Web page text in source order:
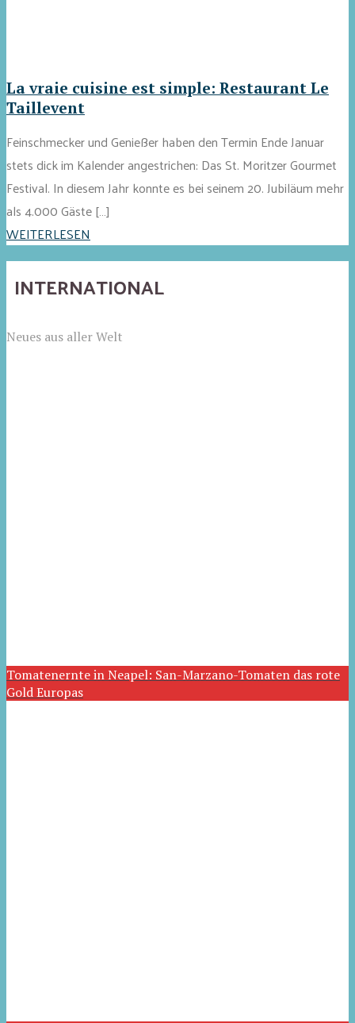
La vraie cuisine est simple: Restaurant Le
Taillevent
Feinschmecker und Genießer haben den Termin Ende Januar
stets dick im Kalender angestrichen: Das St. Moritzer Gourmet
Festival. In diesem Jahr konnte es bei seinem 20. Jubiläum mehr
als 4.000 Gäste […]
WEITERLESEN
INTERNATIONAL
Neues aus aller Welt
Tomatenernte in Neapel: San-Marzano-Tomaten das rote
Gold Europas